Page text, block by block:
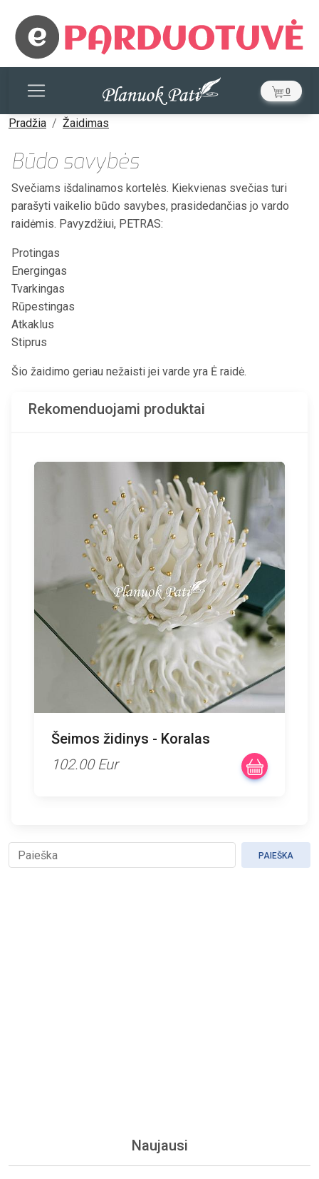
0
Pradžia Žaidimas
Būdo savybės
Svečiams išdalinamos kortelės. Kiekvienas svečias turi
parašyti vaikelio būdo savybes, prasidedančias jo vardo
raidėmis. Pavyzdžiui, PETRAS:
Protingas
Energingas
Tvarkingas
Rūpestingas
Atkaklus
Stiprus
Šio žaidimo geriau nežaisti jei varde yra Ė raidė.
Rekomenduojami produktai
Šeimos židinys - Koralas
102.00 Eur
PAIEŠKA
Naujausi